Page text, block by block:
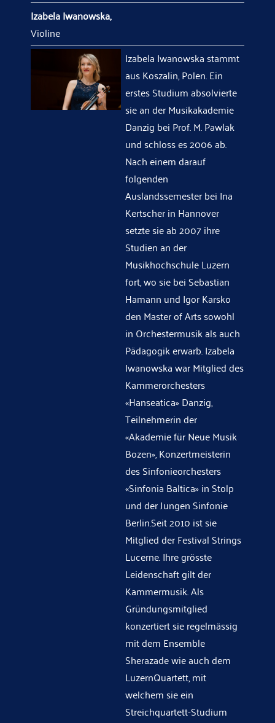
Izabela Iwanowska,
Violine
Izabela Iwanowska stammt
aus Koszalin, Polen. Ein
erstes Studium absolvierte
sie an der Musikakademie
Danzig bei Prof. M. Pawlak
und schloss es 2006 ab.
Nach einem darauf
folgenden
Auslandssemester bei Ina
Kertscher in Hannover
setzte sie ab 2007 ihre
Studien an der
Musikhochschule Luzern
fort, wo sie bei Sebastian
Hamann und Igor Karsko
den Master of Arts sowohl
in Orchestermusik als auch
Pädagogik erwarb. Izabela
Iwanowska war Mitglied des
Kammerorchesters
«Hanseatica» Danzig,
Teilnehmerin der
«Akademie für Neue Musik
Bozen», Konzertmeisterin
des Sinfonieorchesters
«Sinfonia Baltica» in Stolp
und der Jungen Sinfonie
Berlin.Seit 2010 ist sie
Mitglied der Festival Strings
Lucerne. Ihre grösste
Leidenschaft gilt der
Kammermusik. Als
Gründungsmitglied
konzertiert sie regelmässig
mit dem Ensemble
Sherazade wie auch dem
LuzernQuartett, mit
welchem sie ein
Streichquartett-Studium